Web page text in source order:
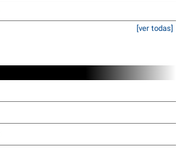
[ver todas]